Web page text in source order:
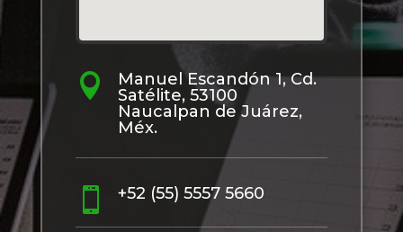

Manuel Escandón 1, Cd.
Satélite, 53100
Naucalpan de Juárez,
Méx.
 +52 (55) 5557 5660